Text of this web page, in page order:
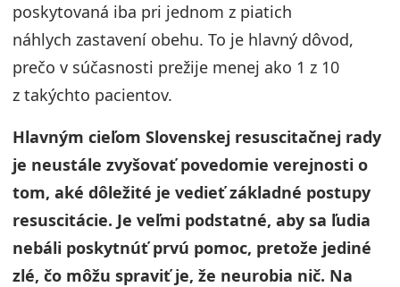
poskytovaná iba pri jednom z piatich
náhlych zastavení obehu. To je hlavný dôvod,
prečo v súčasnosti prežije menej ako 1 z 10
z takýchto pacientov.
Hlavným cieľom Slovenskej resuscitačnej rady
je neustále zvyšovať povedomie verejnosti o
tom, aké dôležité je vedieť základné postupy
resuscitácie. Je veľmi podstatné, aby sa ľudia
nebáli poskytnúť prvú pomoc, pretože jediné
zlé, čo môžu spraviť je, že neurobia nič. Na